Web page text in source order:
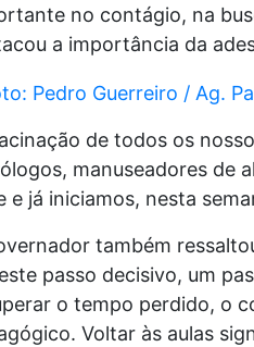
no contágio, na
a importância da
de todos os
manuseadores de
e já iniciamos, nesta
também
passo decisivo, um
o tempo perdido, o
Voltar às aulas